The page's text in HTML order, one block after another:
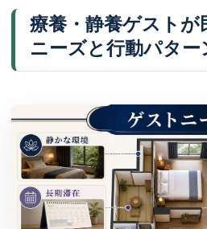
療養・静養ゲストが
ニーズと行動パター